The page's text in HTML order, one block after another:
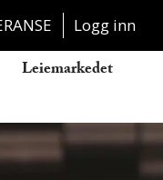
Logg inn
Leiemarkedet